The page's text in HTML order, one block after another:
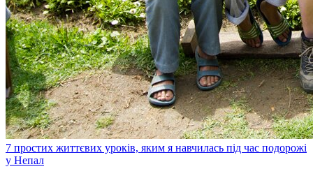
7 простих життєвих уроків, яким я навчилась під час подорожі
у Непал